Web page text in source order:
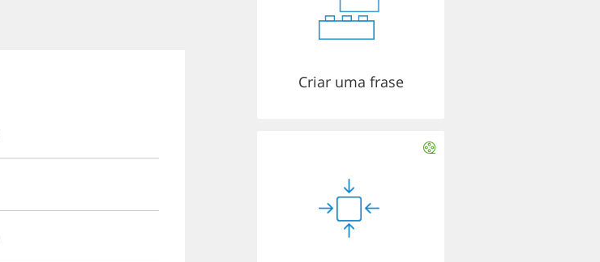
Criar uma frase